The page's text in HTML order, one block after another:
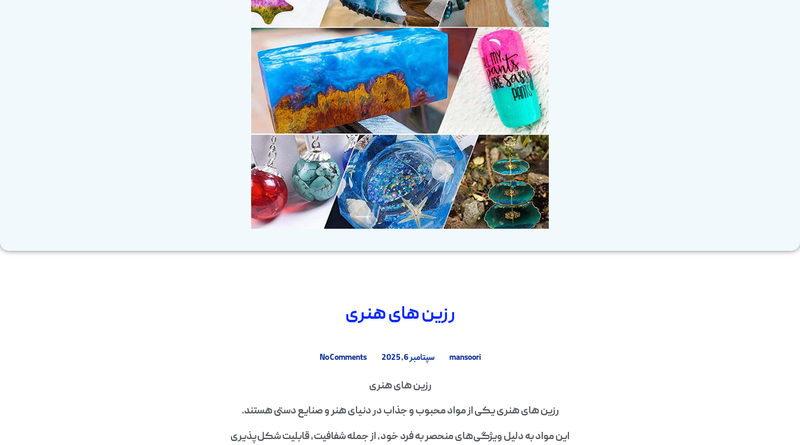
رزین های هنری
mansoori سپتامبر 6, 2025 No Comments
رزین های هنری
رزین های هنری یکی از مواد محبوب و جذاب در دنیای هنر و صنایع دستی هستند.
این مواد به دلیل ویژگی‌های منحصر به فرد خود، از جمله شفافیت، قابلیت شکل‌پذیری